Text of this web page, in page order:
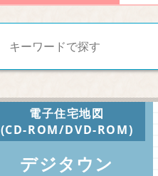
電子住宅地図
(CD-ROM/DVD-ROM)
デジタウン